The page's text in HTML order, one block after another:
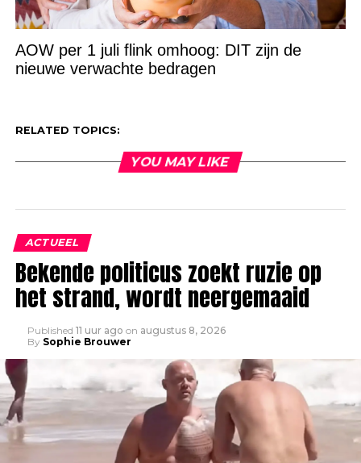
AOW per 1 juli flink omhoog: DIT zijn de
nieuwe verwachte bedragen
RELATED TOPICS:
YOU MAY LIKE
ACTUEEL
Bekende politicus zoekt ruzie op
het strand, wordt neergemaaid
Published 11 uur ago on augustus 8, 2026
By Sophie Brouwer